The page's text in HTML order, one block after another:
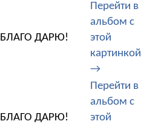
БЛАГО ДАРЮ!
Перейти в
альбом с
этой
картинкой
→
БЛАГО ДАРЮ!
Перейти в
альбом с
этой